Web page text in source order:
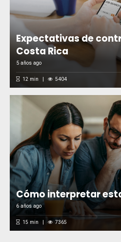
Expectativas de
Costa Rica
5 años ago
12 min 5404
Cómo interpretar
6 años ago
15 min 7365